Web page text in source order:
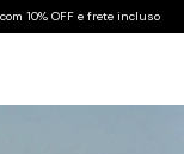
10% OFF e frete incluso